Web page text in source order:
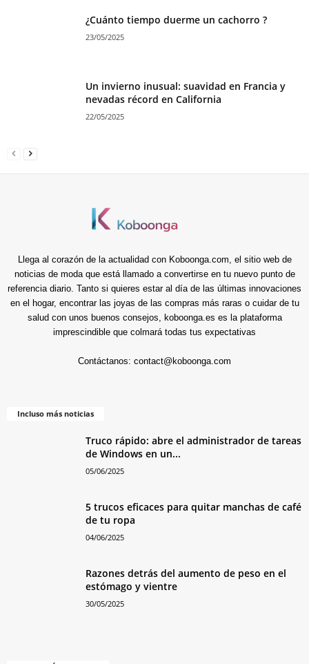
¿Cuánto tiempo duerme un cachorro ?
23/05/2025
Un invierno inusual: suavidad en Francia y
nevadas récord en California
22/05/2025
Llega al corazón de la actualidad con Koboonga.com, el sitio web de
noticias de moda que está llamado a convertirse en tu nuevo punto de
referencia diario. Tanto si quieres estar al día de las últimas innovaciones
en el hogar, encontrar las joyas de las compras más raras o cuidar de tu
salud con unos buenos consejos, koboonga.es es la plataforma
imprescindible que colmará todas tus expectativas
Contáctanos: contact@koboonga.com
Incluso más noticias
Truco rápido: abre el administrador de tareas
de Windows en un...
05/06/2025
5 trucos eficaces para quitar manchas de café
de tu ropa
04/06/2025
Razones detrás del aumento de peso en el
estómago y vientre
30/05/2025